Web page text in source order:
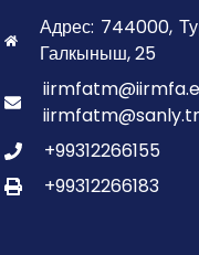
Адрес: 744000,
Галкыныш, 25
+99312266155
+99312266183